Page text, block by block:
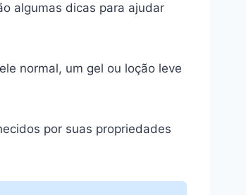
algumas dicas para ajudar
normal, um gel ou loção leve
por suas propriedades